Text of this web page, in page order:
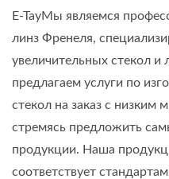
E-TayМы являемся
линз Френеля,
увеличительных стекол
предлагаем услуги по
стекол на заказ с низким
стремясь предложить
продукции. Наша
соответствует